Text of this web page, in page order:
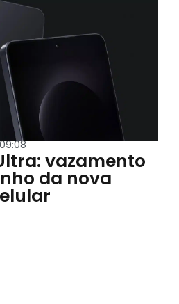
vazamento
da nova